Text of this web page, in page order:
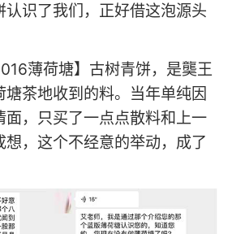
认识了我们，正好借这泡源头
薄荷塘】古树青饼，是龑王
塘茶地收到的料。当年单纯因
面，只买了一点点散料和上一
想，这个不经意的举动，成了